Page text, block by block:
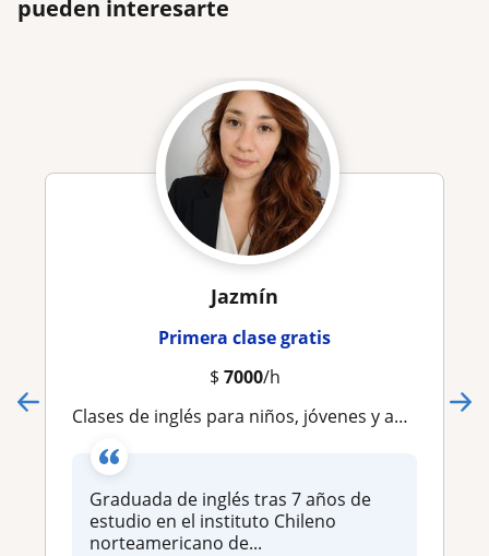
pueden interesarte
Jazmín
Primera clase gratis
$ 7000/h
Clases de inglés para niños, jóvenes y adultos
Graduada de inglés tras 7 años de
estudio en el instituto Chileno
norteamericano de...